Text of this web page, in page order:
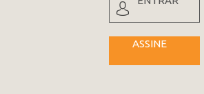
ASSINE